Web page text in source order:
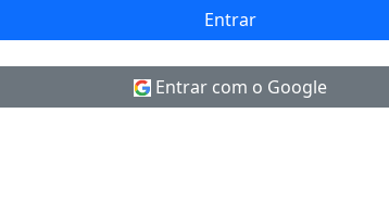
Entrar
Entrar com o Google